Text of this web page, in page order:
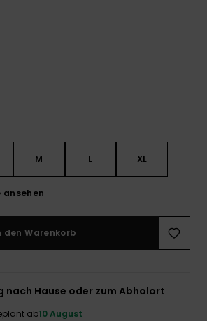
ansehen
M L XL
den Warenkorb
nach Hause oder zum Abholort
ab10 August